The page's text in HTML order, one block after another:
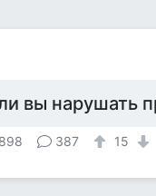
вы нарушать
387 15